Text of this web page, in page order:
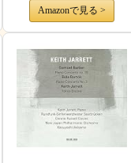
Amazonで見る >